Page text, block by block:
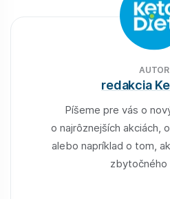
AUTOR
redakcia
Píšeme pre vás o
o najrôznejších akciách,
alebo napríklad o tom,
zbytočného